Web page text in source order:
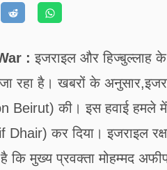
: इजराइल और हिज्बुल्लाह
रहा है। खबरों के
Beirut) की। इस हवाई हमले
कर दिया। इजराइल
कि मुख्य प्रवक्ता मोहम्मद